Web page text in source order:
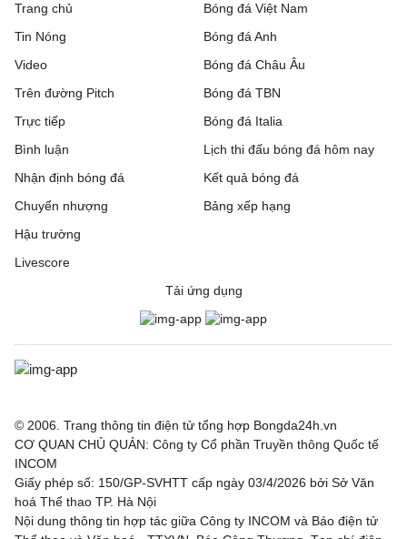
Trang chủ
Tin Nóng
Video
Trên đường Pitch
Trực tiếp
Bóng đá Việt Nam
Bóng đá Anh
Bóng đá Châu Âu
Bóng đá TBN
Bóng đá Italia
Bình luận
Nhận định bóng đá
Chuyển nhượng
Hậu trường
Livescore
Lịch thi đấu bóng đá hôm nay
Kết quả bóng đá
Bảng xếp hạng
Tải ứng dụng
© 2006. Trang thông tin điện tử tổng hợp Bongda24h.vn
CƠ QUAN CHỦ QUẢN: Công ty Cổ phần Truyền thông Quốc tế
INCOM
Giấy phép số: 150/GP-SVHTT cấp ngày 03/4/2026 bởi Sở Văn
hoá Thể thao TP. Hà Nội
Nội dung thông tin hợp tác giữa Công ty INCOM và Báo điện tử